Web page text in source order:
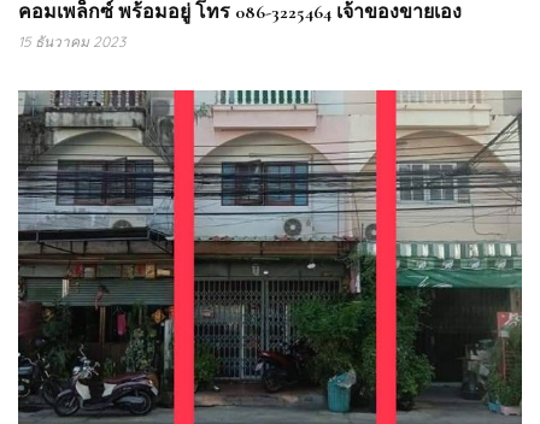
คอมเพล็กซ์ พร้อมอยู่ โทร 086-3225464 เจ้าของขายเอง
15 ธันวาคม 2023